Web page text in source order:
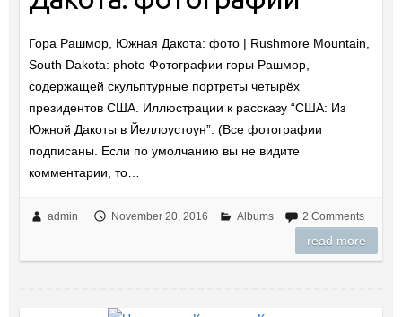
Гора Рашмор, Южная Дакота: фото | Rushmore Mountain,
South Dakota: photo Фотографии горы Рашмор,
содержащей скульптурные портреты четырёх
президентов США. Иллюстрации к рассказу “США: Из
Южной Дакоты в Йеллоустоун”. (Все фотографии
подписаны. Если по умолчанию вы не видите
комментарии, то…
admin November 20, 2016 Albums 2 Comments
read more